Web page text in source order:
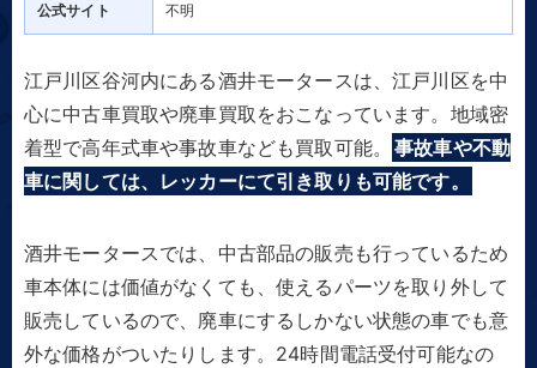
公式サイト 不明
江戸川区谷河内にある酒井モータースは、江戸川区を中
心に中古車買取や廃車買取をおこなっています。地域密
着型で高年式車や事故車なども買取可能。 事故車や不動
車に関しては、レッカーにて引き取りも可能です。
酒井モータースでは、中古部品の販売も行っているため
車本体には価値がなくても、使えるパーツを取り外して
販売しているので、廃車にするしかない状態の車でも意
外な価格がついたりします。24時間電話受付可能なの